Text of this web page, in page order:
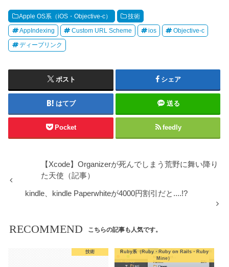
Apple OS系（iOS・Objective-c） 技術
AppIndexing Custom URL Scheme ios Objective-c
ディープリンク
ポスト シェア
はてブ 送る
Pocket feedly
【Xcode】Organizerが死んでしまう荒野に舞い降り
た天使（記事）
kindle、kindle Paperwhiteが4000円割引だと....!?
RECOMMEND こちらの記事も人気です。
技術
Ruby系（Ruby・Ruby on Rails・Ruby
Mine）